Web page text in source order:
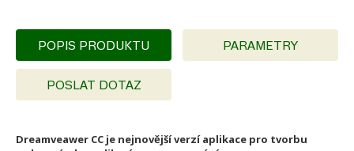
POPIS PRODUKTU PARAMETRY
POSLAT DOTAZ
Dreamveawer CC je nejnovější verzí aplikace pro tvorbu